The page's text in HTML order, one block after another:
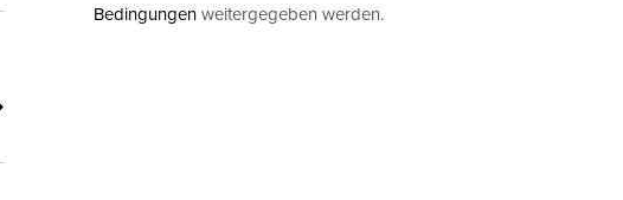
Bedingungenweitergegeben werden.